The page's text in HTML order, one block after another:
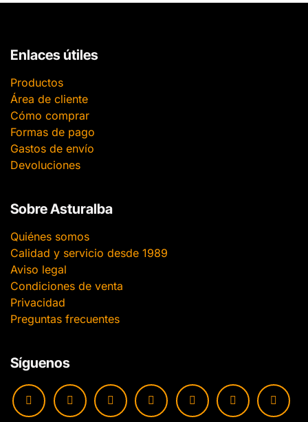
Enlaces útiles
Productos
Área de cliente
Cómo comprar
Formas de pago
Gastos de envío
Devoluciones
Sobre Asturalba
Quiénes somos
Calidad y servicio desde 1989
Aviso legal
Condiciones de venta
Privacidad
Preguntas frecuentes
Síguenos